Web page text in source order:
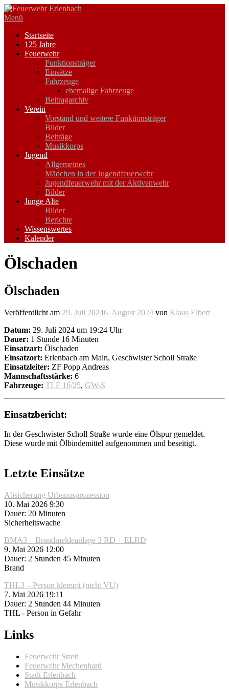
Zum
Inhalt
Menü
Startseite
125 Jahre
Feuerwehr
Funktionsträger
Einsätze
Fahrzeuge
ehemalige Fahrzeuge
Beitragarchiv
Verein
Vorstand und weitere Funktionsträger
Bilder
Beiträge
Musikkorps
Jugend
Allgemeines
Mädchen in der Jugendfeuerwehr
Jugendfeuerwehr mit der Aktivenwehr
Bilder
Junge Alte
Bilder
Berichte
Wissenswertes
Kalender
Ölschaden
Ölschaden
Veröffentlicht am 29. Juli 20246. August 2024 von Klaus Elbert
Datum: 29. Juli 2024 um 19:24 Uhr
Dauer: 1 Stunde 16 Minuten
Einsatzart: Ölschaden
Einsatzort: Erlenbach am Main, Geschwister Scholl Straße
Einsatzleiter: ZF Popp Andreas
Mannschaftsstärke: 6
Fahrzeuge: TLF 16/25, GW-S
Einsatzbericht:
In der Geschwister Scholl Straße wurde eine Ölspur gemeldet.
Diese wurde mit Ölbindemittel aufgenommen und beseitigt.
Letzte Einsätze
Absicherung Urbanusprozession
10. Mai 2026 9:30
Dauer: 20 Minuten
Sicherheitswache
BMA3 – Brandmeldeanlage 3 RD + ELRD
9. Mai 2026 12:00
Dauer: 2 Stunden 45 Minuten
Brand
THL3 – Person klemmt (nicht VU)
7. Mai 2026 19:11
Dauer: 2 Stunden 44 Minuten
THL - Person in Gefahr
Links
Feuerwehr Streit
Feuerwehr Mechenhard
Stadt Erlenbach
Musikkorps Erlenbach